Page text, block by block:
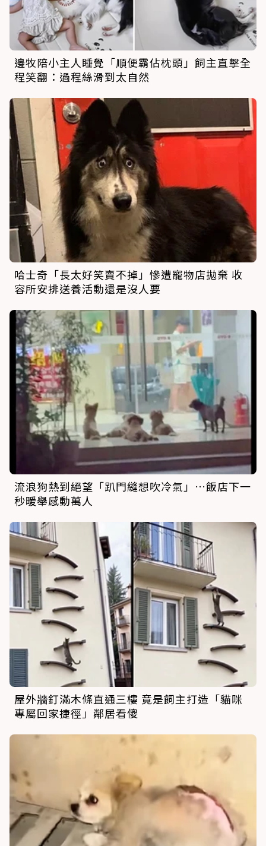
邊牧陪小主人睡覺「順便霸佔枕頭」飼主直擊全
程笑翻：過程絲滑到太自然
哈士奇「長太好笑賣不掉」慘遭寵物店拋棄 收
容所安排送養活動還是沒人要
流浪狗熱到絕望「趴門縫想吹冷氣」…飯店下一
秒暖舉感動萬人
屋外牆釘滿木條直通三樓 竟是飼主打造「貓咪
專屬回家捷徑」鄰居看傻